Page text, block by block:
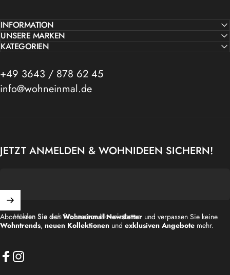
INFORMATION
UNSERE MARKEN
KATEGORIEN
+49 3643 / 878 62 45
info@wohneinmal.de
JETZT ANMELDEN & WOHNIDEEN SICHERN!
Melden Sie sich für unseren Newsletter an
Abonnieren Sie denWohneinmal Newsletter und verpassen Sie keine
Wohntrends, neuen Kollektionen und exklusiven Angebote mehr.